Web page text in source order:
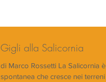
Gigli alla Salicornia
di Marco Rossetti La Salicornia
spontanea che cresce nei